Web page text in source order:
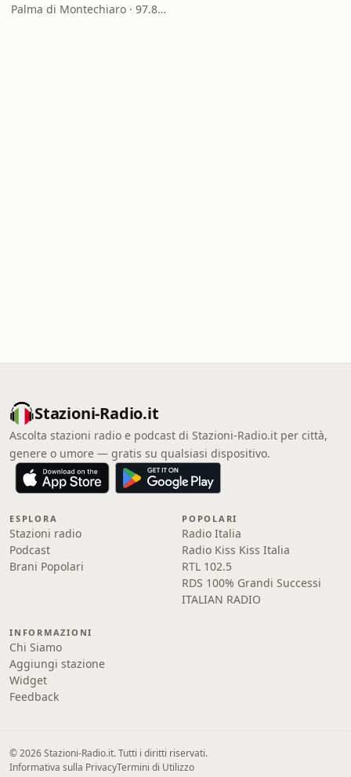
Palma di Montechiaro · 97.8 FM
Stazioni-Radio.it
Ascolta stazioni radio e podcast di Stazioni-Radio.it per città,
genere o umore — gratis su qualsiasi dispositivo.
ESPLORA
Stazioni radio
Podcast
Brani Popolari
POPOLARI
Radio Italia
Radio Kiss Kiss Italia
RTL 102.5
RDS 100% Grandi Successi
ITALIAN RADIO
INFORMAZIONI
Chi Siamo
Aggiungi stazione
Widget
Feedback
© 2026 Stazioni-Radio.it. Tutti i diritti riservati.
Informativa sulla PrivacyTermini di Utilizzo